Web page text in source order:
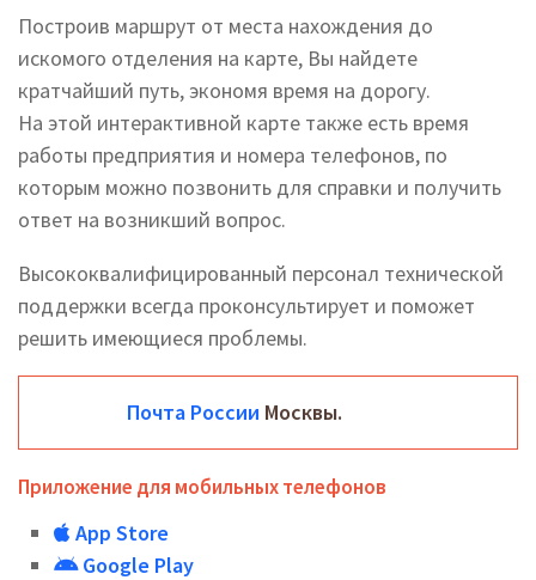
Построив маршрут от места нахождения до
искомого отделения на карте, Вы найдете
кратчайший путь, экономя время на дорогу.
На этой интерактивной карте также есть время
работы предприятия и номера телефонов, по
которым можно позвонить для справки и получить
ответ на возникший вопрос.
Высококвалифицированный персонал технической
поддержки всегда проконсультирует и поможет
решить имеющиеся проблемы.
Почта России Москвы.
Приложение для мобильных телефонов
App Store
Google Play